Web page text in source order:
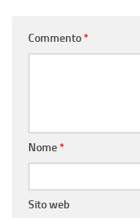
Commento*
Nome*
Sito web